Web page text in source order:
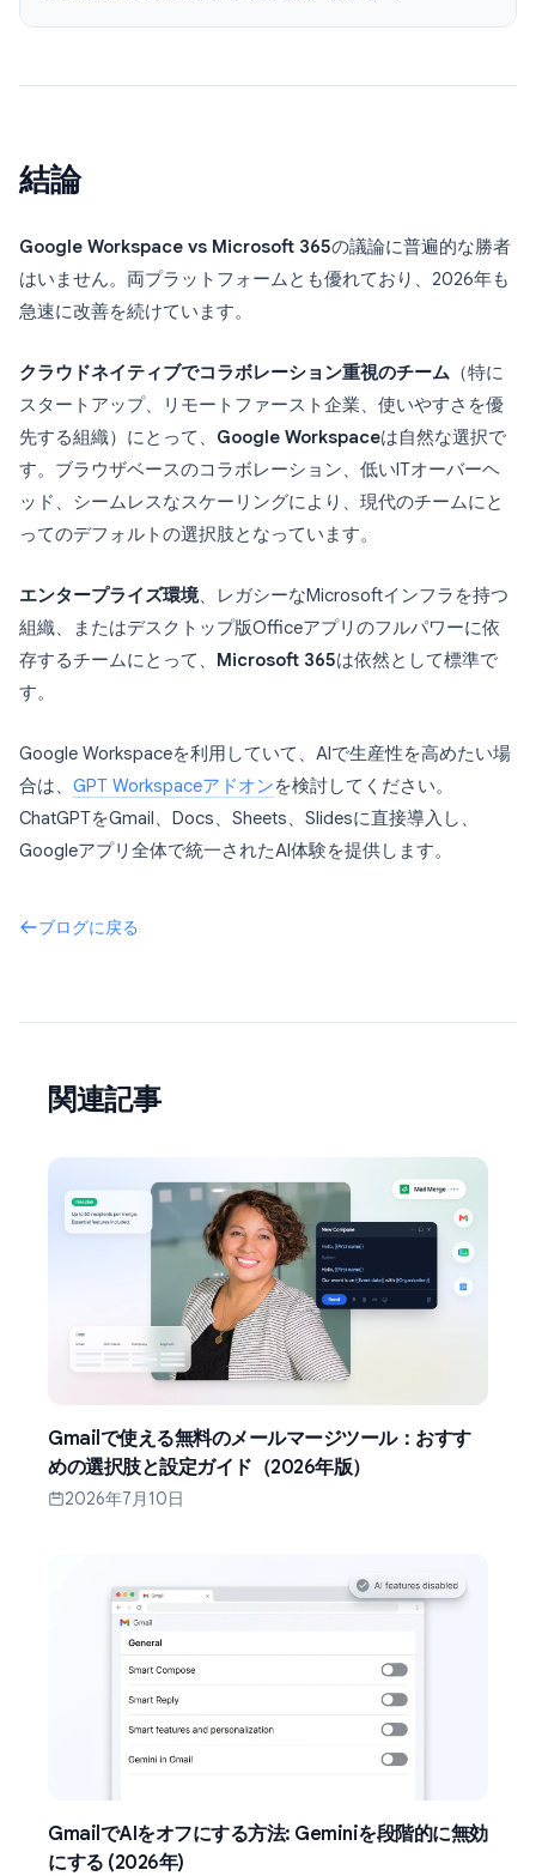
結論
Google Workspace vs Microsoft 365の議論に普遍的な勝者
はいません。両プラットフォームとも優れており、2026年も
急速に改善を続けています。
クラウドネイティブでコラボレーション重視のチーム （特に
スタートアップ、リモートファースト企業、使いやすさを優
先する組織）にとって、 Google Workspaceは自然な選択で
す。ブラウザベースのコラボレーション、低いITオーバーヘ
ッド、シームレスなスケーリングにより、現代のチームにと
ってのデフォルトの選択肢となっています。
エンタープライズ環境、レガシーなMicrosoftインフラを持つ
組織、またはデスクトップ版Officeアプリのフルパワーに依
存するチームにとって、
Microsoft 365は依然として標準で
す。
Google Workspaceを利用していて、AIで生産性を高めたい場
合は、 GPT Workspaceアドオンを検討してください。
ChatGPTをGmail、Docs、Sheets、Slidesに直接導入し、
Googleアプリ全体で統一されたAI体験を提供します。
ブログに戻る
関連記事
Gmailで使える無料のメールマージツール：おすす
めの選択肢と設定ガイド（2026年版）
2026年7月10日
GmailでAIをオフにする方法: Geminiを段階的に無効
にする (2026年)